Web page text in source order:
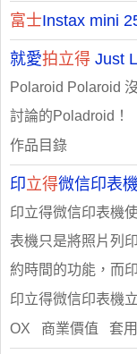
富士Instax mini
就愛拍立得 Just
Polaroid Polaroid
討論的Poladroid！
作品目錄
印立得微信印表
印立得微信印表機
表機只是將照片列
約時間的功能，而
印立得微信印表機
OX 商業價值 套用